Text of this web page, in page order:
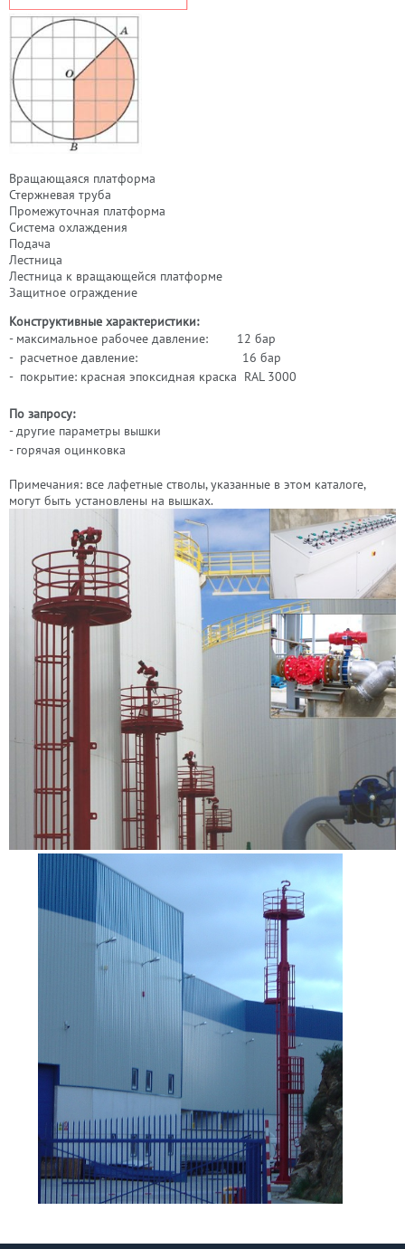
Вращающаяся платформа
Стержневая труба
Промежуточная платформа
Система охлаждения
Подача
Лестница
Лестница к вращающейся платформе
Защитное ограждение
Конструктивные характеристики:
- максимальное рабочее давление: 12 бар
- расчетное давление: 16 бар
- покрытие: красная эпоксидная краска RAL 3000
По запросу:
-другие параметры вышки
- горячая оцинковка
Примечания: все лафетные стволы, указанные в этом каталоге,
могут быть установлены на вышках.